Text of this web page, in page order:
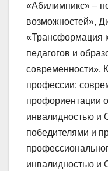
«Абилимпикс» –
возможностей»,
«Трансформация
педагогов и
современности»,
профессии:
профориентации
инвалидностью и
победителями и
инвалидностью и